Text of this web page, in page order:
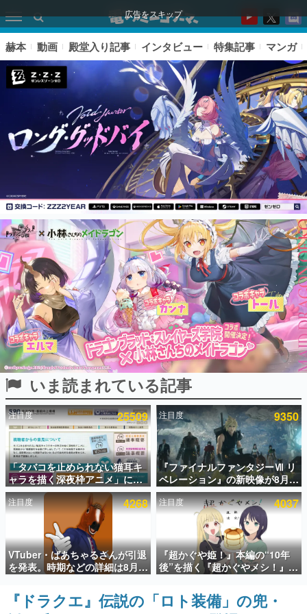
広告をスキップ
ピックアップ
電ファミのいま読まれている記事ランキング
アプリセール情報
インタビュー
連載・特集一覧
殿堂入り記事
SNS拡散数が数千以上！ ページビュー数万以上！ などな
ど。多くの人々に読まれた、電ファミ渾身の“殿堂入り”記
事をまとめました。
ゲームの企画書
名作ゲームクリエイターの方々に製作時のエピソードをお
聞きし、ヒットする企画（ゲーム）とは何か？を探ってい
きます。
赫本
この物語を解いてはいけない。『赫本』は、〈試験問題〉
の形をした短編ホラー小説集です。
新世代に訊く
これからのデジタルゲーム市場を担う若きクリエイター達
の姿を追い、彼らのルーツと情熱を探っていきます。
ゲーム世代の作家たち
赫本 動画 殿堂入り記事 インタビュー 特集記事 マンガ
いま読まれている記事
注目度 25509
「タバコを止められない猫耳キ
ャラを描く深夜枠アニメ」に視
聴者の一部から批判意見。違法
薬物の使用と思しき描写も含め
て、BPOが議論を交わす
注目度 9350
『ファイナルファンタジーⅦ リ
ベレーション』の新映像が8月
26日早朝に公開へ。『FF7』リ
メイクシリーズの完結編、
「gamescom」のオープニング
ナイトライブにてディレクター
の浜口直樹氏が登壇する予定
注目度 4268
VTuber・ばあちゃるさんが引退
を発表。時期などの詳細は8月9
日15時からの配信で説明
注目度 4037
『超かぐや姫！』本編の“10年
後”を描く『超かぐやメシ！』
Web連載決定。新たなWebマン
ガレーベル「ビビビコミック」
にて特別話が掲載スタート、あ
『ドラクエ』伝説の「ロト装備」の兜・